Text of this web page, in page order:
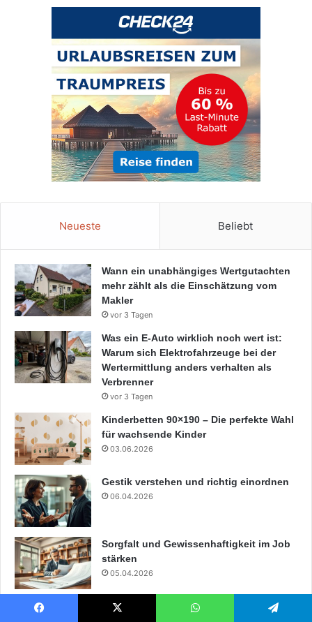
Neueste Beliebt
Wann ein unabhängiges Wertgutachten
mehr zählt als die Einschätzung vom
Makler
vor 3 Tagen
Was ein E-Auto wirklich noch wert ist:
Warum sich Elektrofahrzeuge bei der
Wertermittlung anders verhalten als
Verbrenner
vor 3 Tagen
Kinderbetten 90×190 – Die perfekte Wahl
für wachsende Kinder
03.06.2026
Gestik verstehen und richtig einordnen
06.04.2026
Sorgfalt und Gewissenhaftigkeit im Job
stärken
05.04.2026